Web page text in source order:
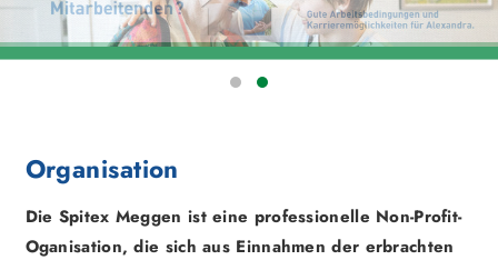
Organisation
Die Spitex Meggen ist eine professionelle Non-Profit-
Oganisation, die sich aus Einnahmen der erbrachten